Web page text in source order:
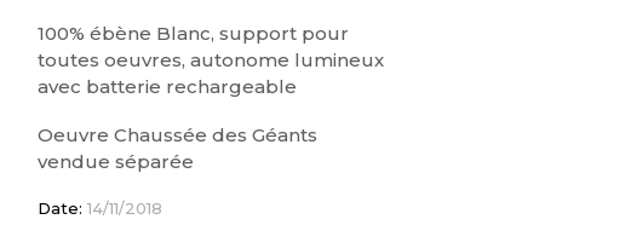
100% ébène Blanc, support pour
toutes oeuvres, autonome lumineux
avec batterie rechargeable
Oeuvre Chaussée des Géants
vendue séparée
Date: 14/11/2018